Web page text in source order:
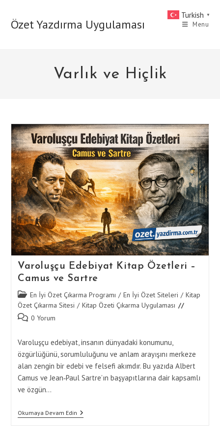
contentÖzet Yazdırma Uygulaması Menu
Varlık ve Hiçlik
Varoluşçu Edebiyat Kitap Özetleri –
Camus ve Sartre
Post
category:
En İyi Özet Çıkarma Programı / En İyi Özet Siteleri / Kitap
Özet Çıkarma Sitesi / Kitap Özeti Çıkarma Uygulaması
Post 0 Yorum
Varoluşçu edebiyat, insanın dünyadaki konumunu,
özgürlüğünü, sorumluluğunu ve anlam arayışını merkeze
alan zengin bir edebi ve felsefi akımdır. Bu yazıda Albert
Camus ve Jean‑Paul Sartre’ın başyapıtlarına dair kapsamlı
ve özgün…
Okumaya Devam EdinVaroluşçu
Turkish ▼